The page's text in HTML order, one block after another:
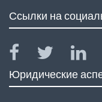
Ссылки на
Юридические